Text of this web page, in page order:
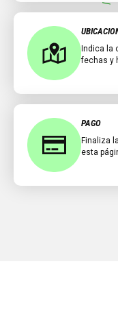
Indica la
fechas y
PAGO
Finaliza
esta